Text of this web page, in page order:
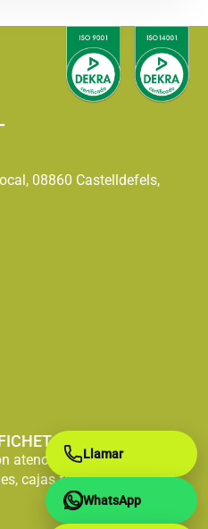
08860 Castelldefels,
atención especializada en
cajas fuertes y servicio
Llamar
WhatsApp